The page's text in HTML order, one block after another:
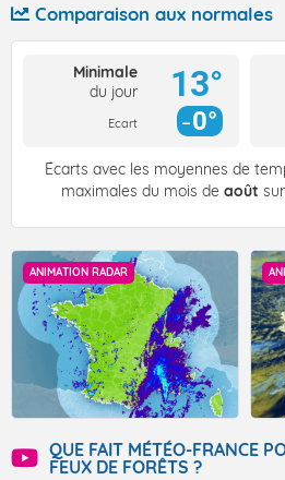
Comparaison aux normales
Minimale
du jour
Ecart
13°
0°
Écarts avec les moyennes de
maximales du mois de août sur
ANIMATION RADAR
QUE FAIT MÉTÉO-FRANCE
FEUX DE FORÊTS ?